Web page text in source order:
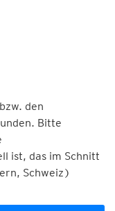
den
Bitte
ist, das im Schnitt
Schweiz)